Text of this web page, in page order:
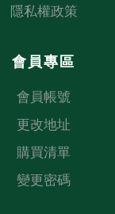
隱私權政策
會員專區
會員帳號
更改地址
購買清單
變更密碼